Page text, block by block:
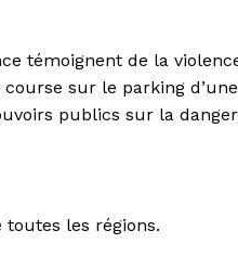
témoignent de la
sur le parking
publics sur la
les régions.